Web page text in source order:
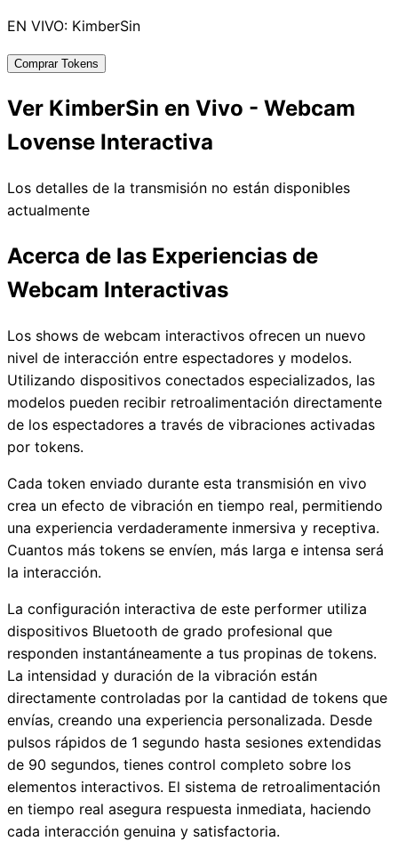
EN VIVO: KimberSin
Comprar Tokens
Ver KimberSin en Vivo - Webcam
Lovense Interactiva
Los detalles de la transmisión no están disponibles
actualmente
Acerca de las Experiencias de
Webcam Interactivas
Los shows de webcam interactivos ofrecen un nuevo
nivel de interacción entre espectadores y modelos.
Utilizando dispositivos conectados especializados, las
modelos pueden recibir retroalimentación directamente
de los espectadores a través de vibraciones activadas
por tokens.
Cada token enviado durante esta transmisión en vivo
crea un efecto de vibración en tiempo real, permitiendo
una experiencia verdaderamente inmersiva y receptiva.
Cuantos más tokens se envíen, más larga e intensa será
la interacción.
La configuración interactiva de este performer utiliza
dispositivos Bluetooth de grado profesional que
responden instantáneamente a tus propinas de tokens.
La intensidad y duración de la vibración están
directamente controladas por la cantidad de tokens que
envías, creando una experiencia personalizada. Desde
pulsos rápidos de 1 segundo hasta sesiones extendidas
de 90 segundos, tienes control completo sobre los
elementos interactivos. El sistema de retroalimentación
en tiempo real asegura respuesta inmediata, haciendo
cada interacción genuina y satisfactoria.